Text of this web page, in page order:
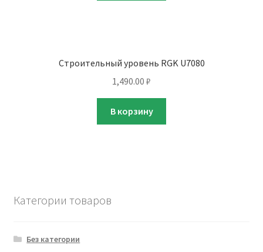
Строительный уровень RGK U7080
1,490.00 ₽
В корзину
Категории товаров
Без категории